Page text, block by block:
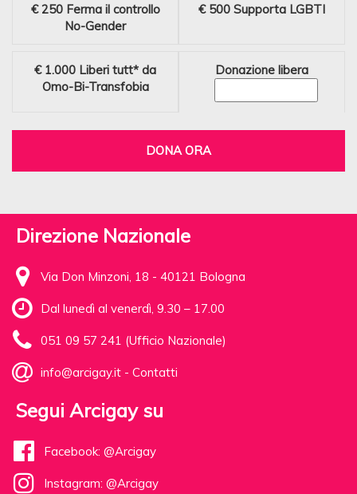
€ 250 Ferma il controllo
No-Gender
€ 500 Supporta LGBTI
€ 1.000 Liberi tutt* da
Omo-Bi-Transfobia
Donazione libera
DONA ORA
Direzione Nazionale
Via Don Minzoni, 18 - 40121 Bologna
Dal lunedì al venerdì, 9.30 – 17.00
051 09 57 241 (Ufficio Nazionale)
info@arcigay.it - Contatti
Segui Arcigay su
Facebook: @Arcigay
Instagram: @Arcigay